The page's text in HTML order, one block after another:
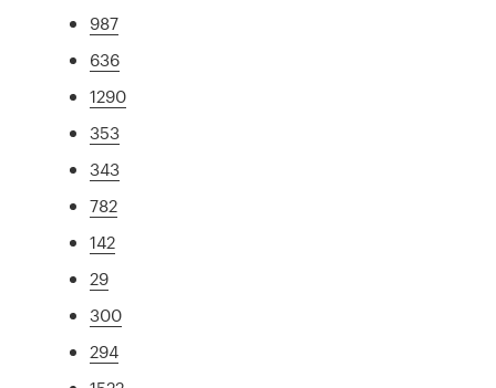
987
636
1290
353
343
782
142
29
300
294